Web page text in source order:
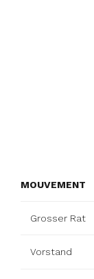
MOUVEMENT
Grosser Rat
Vorstand